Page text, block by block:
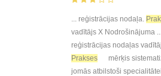
... reģistrācijas nodaļa.
vadītājs X Nodrošinājuma ...
reģistrācijas nodaļas
Prakses
mērķis
jomās atbilstoši specialitātei.